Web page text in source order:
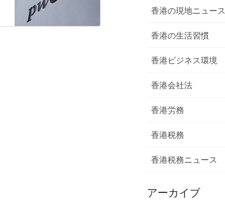
香港の現地ニュース
香港の生活習慣
香港ビジネス環境
香港会社法
香港労務
香港税務
香港税務ニュース
アーカイブ